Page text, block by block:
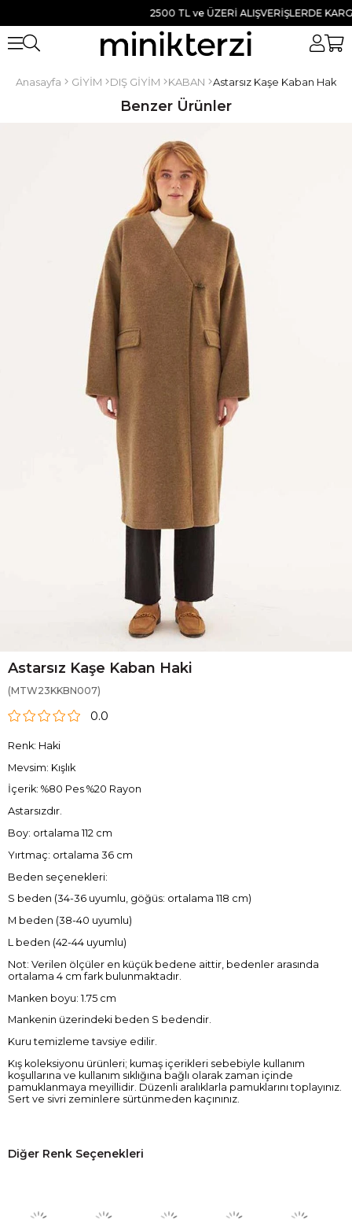
2500 TL ve ÜZERİ ALIŞVERİŞLERDE KARGO
Anasayfa GİYİM DIŞ GİYİM KABAN Astarsız Kaşe Kaban Haki
Benzer Ürünler
Astarsız Kaşe Kaban Haki
(MTW23KKBN007)
0.0
Renk: Haki
Mevsim: Kışlık
İçerik: %80 Pes %20 Rayon
Astarsızdır.
Boy: ortalama 112 cm
Yırtmaç: ortalama 36 cm
Beden seçenekleri:
S beden (34-36 uyumlu, göğüs: ortalama 118 cm)
M beden (38-40 uyumlu)
L beden (42-44 uyumlu)
Not: Verilen ölçüler en küçük bedene aittir, bedenler arasında
ortalama 4 cm fark bulunmaktadır.
Manken boyu: 1.75 cm
Mankenin üzerindeki beden S bedendir.
Kuru temizleme tavsiye edilir.
Kış koleksiyonu ürünleri; kumaş içerikleri sebebiyle kullanım
koşullarına ve kullanım sıklığına bağlı olarak zaman içinde
pamuklanmaya meyillidir. Düzenli aralıklarla pamuklarını toplayınız.
Sert ve sivri zeminlere sürtünmeden kaçınınız.
Diğer Renk Seçenekleri